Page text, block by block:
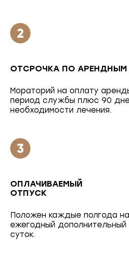
ОТСРОЧКА ПО
Мораторий на оплату
период службы плюс 90
необходимости лечения.
ОПЛАЧИВАЕМЫЙ
ОТПУСК
Положен каждые полгода
ежегодный дополнительный
суток.